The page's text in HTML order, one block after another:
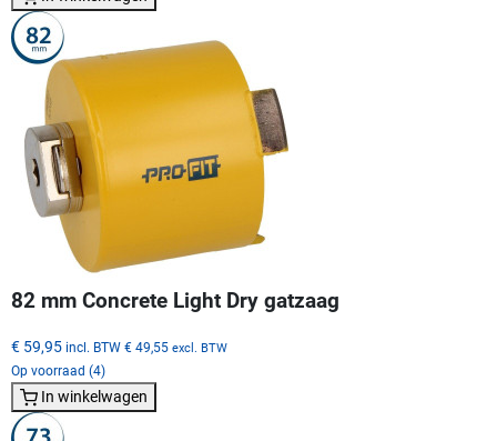
82 mm Concrete Light Dry gatzaag
€ 59,95 incl. BTW € 49,55 excl. BTW
Op voorraad (4)
In winkelwagen